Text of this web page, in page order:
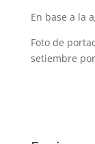
En base a la
Foto de
setiembre